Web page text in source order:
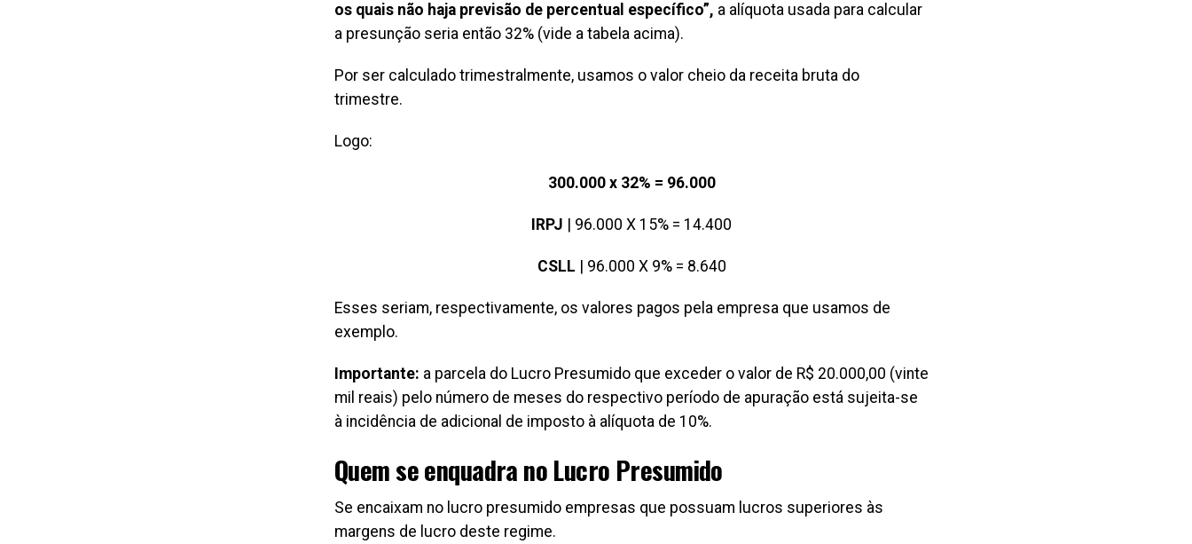
os quais não haja previsão de percentual específico”, a alíquota usada para calcular
a presunção seria então 32% (vide a tabela acima).
Por ser calculado trimestralmente, usamos o valor cheio da receita bruta do
trimestre.
Logo:
300.000 x 32% = 96.000
IRPJ | 96.000 X 15% = 14.400
CSLL | 96.000 X 9% = 8.640
Esses seriam, respectivamente, os valores pagos pela empresa que usamos de
exemplo.
Importante: a parcela do Lucro Presumido que exceder o valor de R$ 20.000,00 (vinte
mil reais) pelo número de meses do respectivo período de apuração está sujeita-se
à incidência de adicional de imposto à alíquota de 10%.
Quem se enquadra no Lucro Presumido
Se encaixam no lucro presumido empresas que possuam lucros superiores às
margens de lucro deste regime.